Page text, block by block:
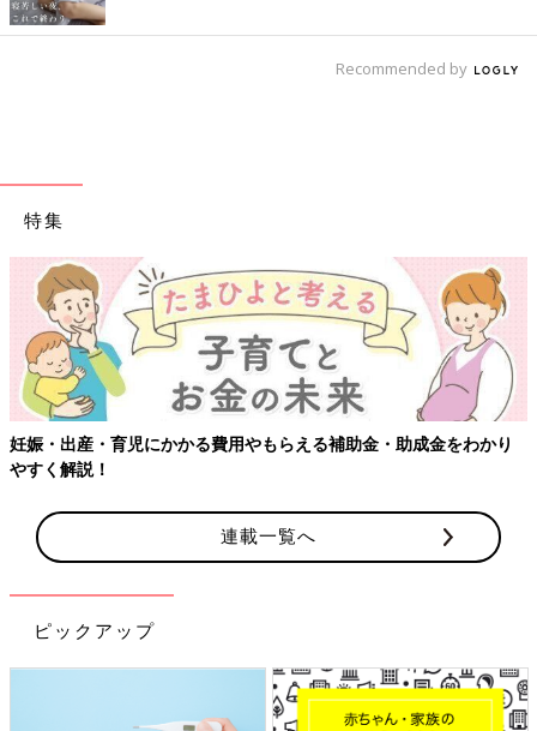
Recommended by
特集
【ワクチン接種できるものも】妊婦の感染症対策、知っておいて！
連載一覧へ
ピックアップ